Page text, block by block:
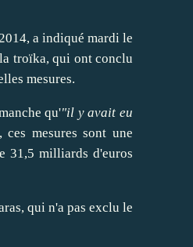
a indiqué mardi le
troïka, qui ont conclu
mesures.
qu'"il y avait eu
mesures sont une
31,5 milliards d'euros
qui n'a pas exclu le